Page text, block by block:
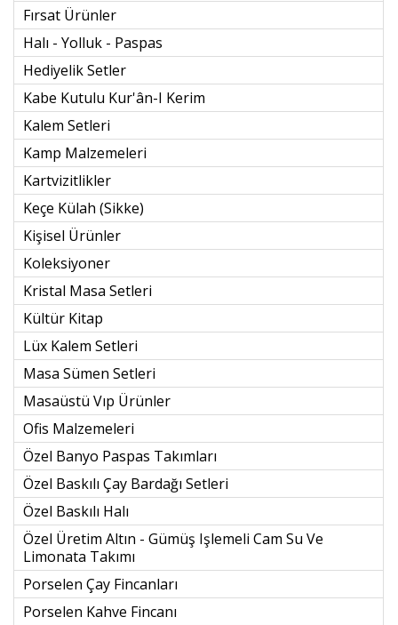
Fırsat Ürünler
Halı - Yolluk - Paspas
Hediyelik Setler
Kabe Kutulu Kur'ân-I Kerim
Kalem Setleri
Kamp Malzemeleri
Kartvizitlikler
Keçe Külah (sikke)
Kişisel Ürünler
Koleksiyoner
Kristal Masa Setleri
Kültür Kitap
Lüx Kalem Setleri
Masa Sümen Setleri
Masaüstü Vıp Ürünler
Ofis Malzemeleri
Özel Banyo Paspas Takımları
Özel Baskılı Çay Bardağı Setleri
Özel Baskılı Halı
Özel Üretim Altın - Gümüş Işlemeli Cam Su Ve
Limonata Takımı
Porselen Çay Fincanları
Porselen Kahve Fincanı